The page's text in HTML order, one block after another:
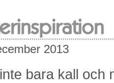
2013
bara kall och